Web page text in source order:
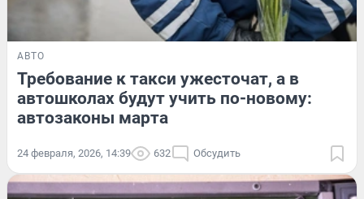
АВТО
Требование к такси ужесточат, а в
автошколах будут учить по-новому:
автозаконы марта
24 февраля, 2026, 14:39 632 Обсудить